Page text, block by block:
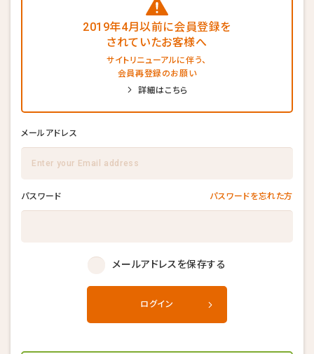
2019年4月以前に会員登録を
されていたお客様へ
サイトリニューアルに伴う、
会員再登録のお願い
詳細はこちら
メールアドレス
パスワード パスワードを忘れた方
メールアドレスを保存する
ログイン